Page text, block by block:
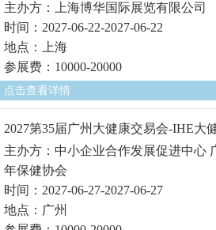
主办方：上海博华国际展览有限公司
时间：2027-06-22-2027-06-22
地点：上海
参展费：10000-20000
点击查看详情
2027第35届广州大健康交易会-IHE大
主办方：中小企业合作发展促进中心
年保健协会
时间：2027-06-27-2027-06-27
地点：广州